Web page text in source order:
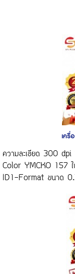
เครื่
ความละเอียด 300 dpi
Color YMCKO 157
ID1-Format ขนาด